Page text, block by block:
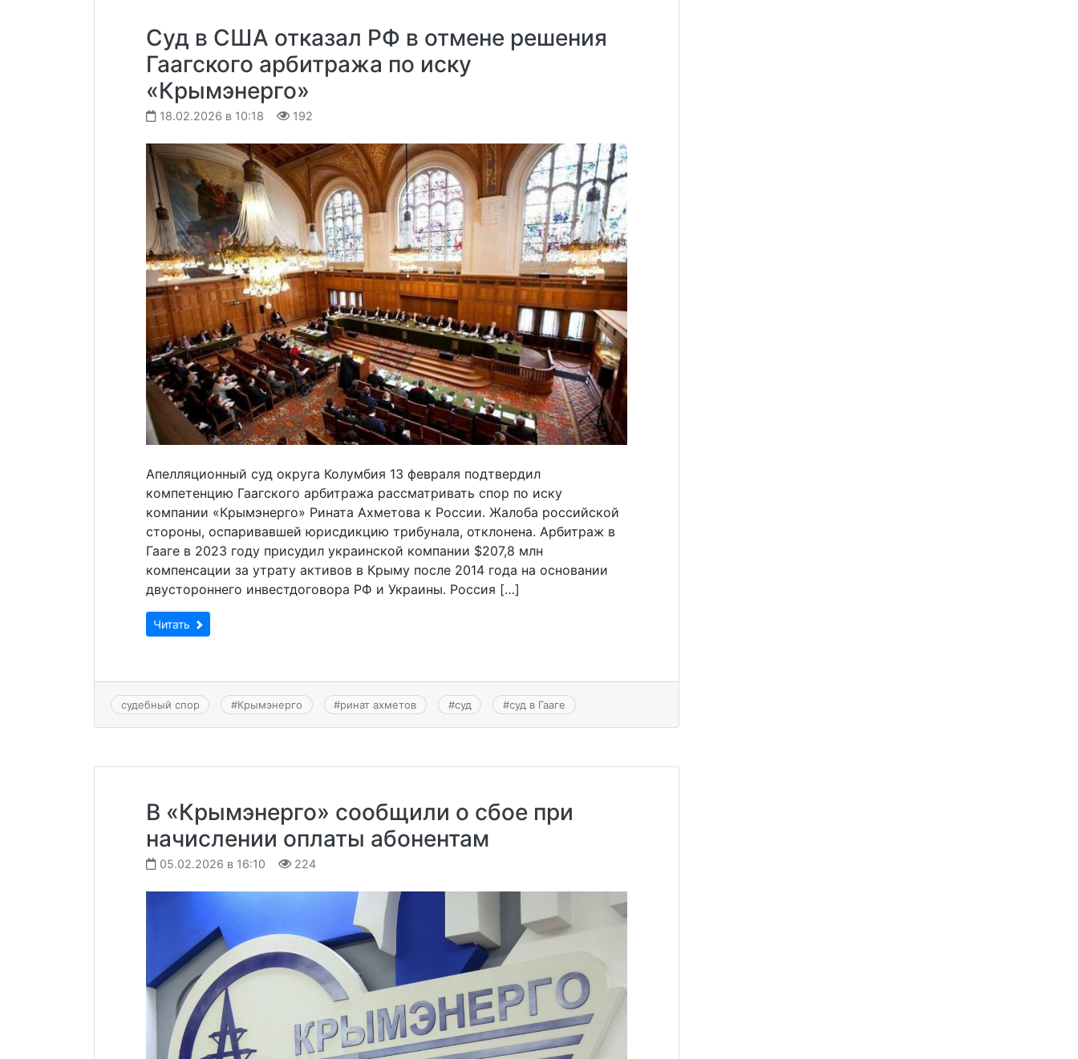
Суд в США отказал РФ в отмене решения
Гаагского арбитража по иску
«Крымэнерго»
18.02.2026 в 10:18 192
Апелляционный суд округа Колумбия 13 февраля подтвердил
компетенцию Гаагского арбитража рассматривать спор по иску
компании «Крымэнерго» Рината Ахметова к России. Жалоба российской
стороны, оспаривавшей юрисдикцию трибунала, отклонена. Арбитраж в
Гааге в 2023 году присудил украинской компании $207,8 млн
компенсации за утрату активов в Крыму после 2014 года на основании
двустороннего инвестдоговора РФ и Украины. Россия […]
Читать
судебный спор #Крымэнерго #ринат ахметов #суд #суд в Гааге
В «Крымэнерго» сообщили о сбое при
начислении оплаты абонентам
05.02.2026 в 16:10 224